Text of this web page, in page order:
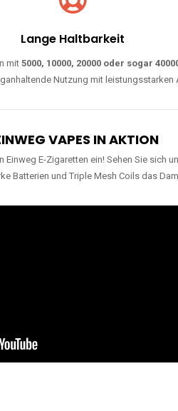
Lange Haltbarkeit
mit5000, 10000, 20000 oder sogar
Nutzung mit leistungsstarken
VAPES IN AKTION
Einweg E-Zigaretten ein! Sehen Sie sich
Batterien und Triple Mesh Coils das